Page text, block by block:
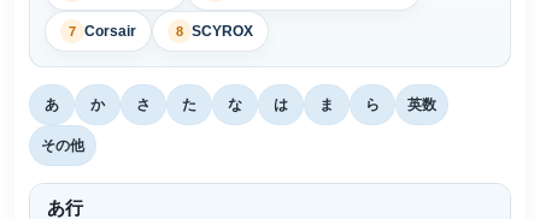
7 Corsair 8 SCYROX
あ か さ た な は ま ら 英数
その他
あ行